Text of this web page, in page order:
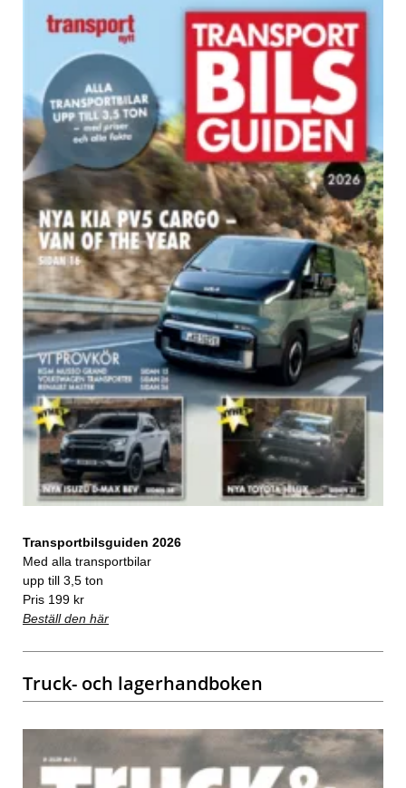
Transportbilsguiden 2026
Med alla transportbilar
upp till 3,5 ton
Pris 199 kr
Beställ den här
Truck- och lagerhandboken